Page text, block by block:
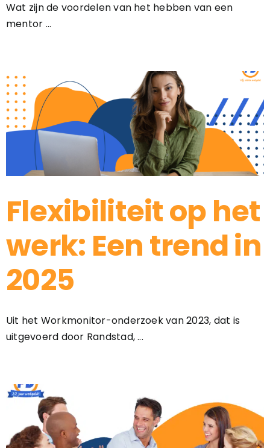
Wat zijn de voordelen van het hebben van een
mentor ...
Flexibiliteit op het
werk: Een trend in
2025
Uit het Workmonitor-onderzoek van 2023, dat is
uitgevoerd door Randstad, ...